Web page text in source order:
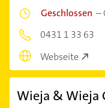
Geschlossen –
0431 1 33 63
Webseite
Wieja & Wieja